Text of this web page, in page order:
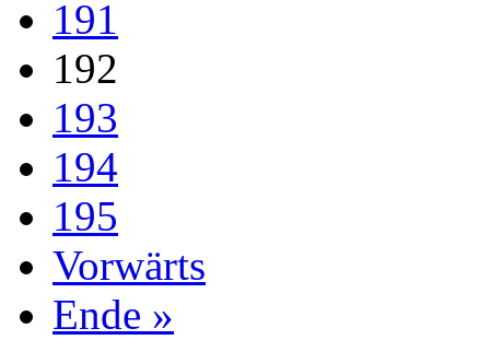
191
192
193
194
195
Vorwärts
Ende »